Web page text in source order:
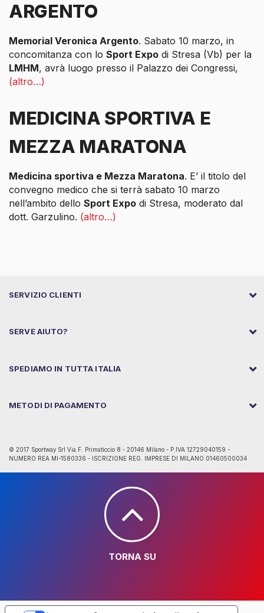
ARGENTO
Memorial Veronica Argento. Sabato 10 marzo, in
concomitanza con lo Sport Expo di Stresa (Vb) per la
LMHM, avrà luogo presso il Palazzo dei Congressi,
(altro…)
MEDICINA SPORTIVA E
MEZZA MARATONA
Medicina sportiva e Mezza Maratona. E’ il titolo del
convegno medico che si terrà sabato 10 marzo
nell’ambito dello Sport Expo di Stresa, moderato dal
dott. Garzulino. (altro…)
SERVIZIO CLIENTI
SERVE AIUTO?
SPEDIAMO IN TUTTA ITALIA
METODI DI PAGAMENTO
© 2017 Sportway Srl Via F. Primaticcio 8 - 20146 Milano - P.IVA 12729040159 -
NUMERO REA MI-1580336 - ISCRIZIONE REG. IMPRESE DI MILANO 01460500034
TORNA SU